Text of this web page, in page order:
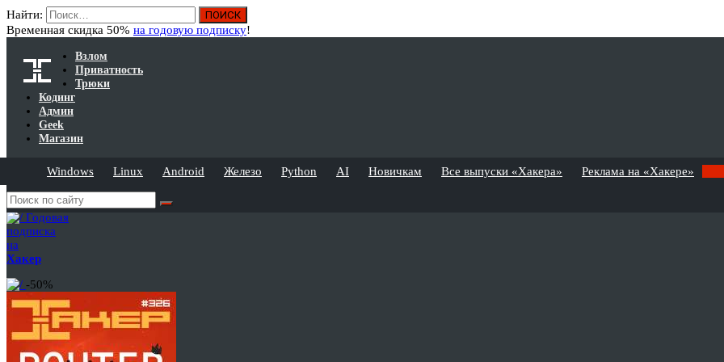
Найти:
Временная скидка 50% на годовую подписку!
Взлом
Приватность
Трюки
Кодинг
Админ
Geek
Магазин
Windows Linux Android Железо Python AI Новичкам Все выпуски «Хакера» Реклама на «Хакере»
Годовая
подписка
на
Хакер
-50%